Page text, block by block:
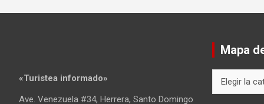
«Turistea informado»
Ave. Venezuela #34, Herrera, Santo Domingo
Mapa
del